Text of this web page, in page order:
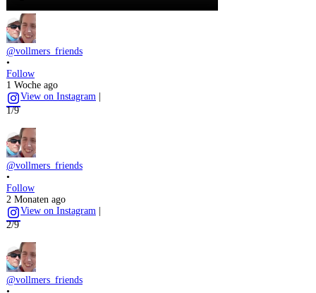
@vollmers_friends
•
Follow
1 Woche ago
View on Instagram
1/9
@vollmers_friends
•
Follow
2 Monaten ago
View on Instagram
2/9
@vollmers_friends